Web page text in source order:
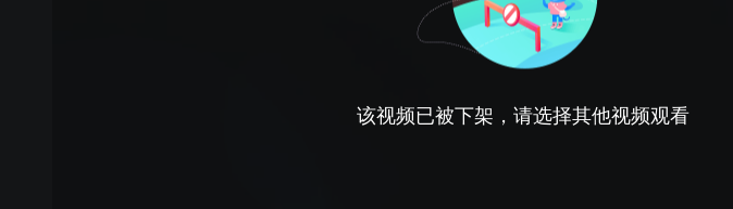
该视频已被下架，请选择其他视频观看